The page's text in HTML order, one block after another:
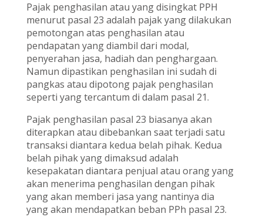
Pajak penghasilan atau yang disingkat PPH
menurut pasal 23 adalah pajak yang dilakukan
pemotongan atas penghasilan atau
pendapatan yang diambil dari modal,
penyerahan jasa, hadiah dan penghargaan.
Namun dipastikan penghasilan ini sudah di
pangkas atau dipotong pajak penghasilan
seperti yang tercantum di dalam pasal 21.
Pajak penghasilan pasal 23 biasanya akan
diterapkan atau dibebankan saat terjadi satu
transaksi diantara kedua belah pihak. Kedua
belah pihak yang dimaksud adalah
kesepakatan diantara penjual atau orang yang
akan menerima penghasilan dengan pihak
yang akan memberi jasa yang nantinya dia
yang akan mendapatkan beban PPh pasal 23.